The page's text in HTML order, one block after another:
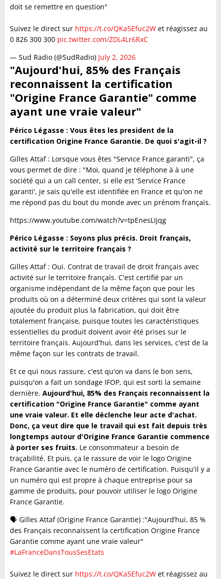
doit se remettre en question"
​Suivez le direct sur https://t.co/QKa5Efuc2W et réagissez au
0 826 300 300 pic.twitter.com/ZDL4Lr6RxC
— Sud Radio (@SudRadio) July 2, 2026
"Aujourd'hui, 85% des Français
reconnaissent la certification
"Origine France Garantie" comme
ayant une vraie valeur"
Périco Légasse : Vous êtes les president de la
certification Origine France Garantie. De quoi s'agit-il ?
Gilles Attaf : Lorsque vous êtes "Service France garanti", ça
vous permet de dire : "Moi, quand je téléphone à à une
société qui a un call center, si elle est 'Service France
garanti', je sais qu'elle est identifiée en France et qu'on ne
me répond pas du bout du monde avec un prénom français.
https://www.youtube.com/watch?v=tpEnesLIjqg
Périco Légasse : Soyons plus précis. Droit français,
activité sur le territoire français ?
Gilles Attaf : Oui. Contrat de travail de droit français avec
activité sur le territoire français. C'est certifié par un
organisme indépendant de la même façon que pour les
produits où on a déterminé deux critères qui sont la valeur
ajoutée du produit plus la fabrication, qui doit être
totalement française, puisque toutes les caractéristiques
essentielles du produit doivent avoir été prises sur le
territoire français. Aujourd'hui, dans les services, c'est de la
même façon sur les contrats de travail.
Et ce qui nous rassure, c'est qu'on va dans le bon sens,
puisqu'on a fait un sondage IFOP, qui est sorti la semaine
dernière. Aujourd'hui, 85% des Français reconnaissent la
certification "Origine France Garantie" comme ayant
une vraie valeur. Et elle déclenche leur acte d'achat.
Donc, ça veut dire que le travail qui est fait depuis très
longtemps autour d'Origine France Garantie commence
à porter ses fruits. Le consommateur a besoin de
traçabilité. Et puis, ça le rassure de voir le logo Origine
France Garantie avec le numéro de certification. Puisqu'il y a
un numéro qui est propre à chaque entreprise pour sa
gamme de produits, pour pouvoir utiliser le logo Origine
France Garantie.
🗣️ Gilles Attaf (Origine France Garantie) :"Aujourd’hui, 85 %
des Français reconnaissent la certification Origine France
Garantie comme ayant une vraie valeur"
#LaFranceDansTousSesEtats
Suivez le direct sur https://t.co/QKa5Efuc2W et réagissez au